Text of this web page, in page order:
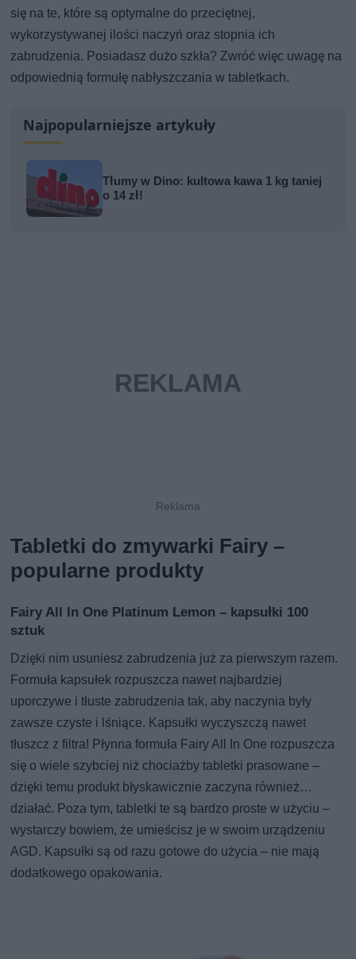
się na te, które są optymalne do przeciętnej,
wykorzystywanej ilości naczyń oraz stopnia ich
zabrudzenia. Posiadasz dużo szkła? Zwróć więc uwagę na
odpowiednią formułę nabłyszczania w tabletkach.
Najpopularniejsze artykuły
Tłumy w Dino: kultowa kawa 1 kg taniej
o 14 zł!
Tabletki do zmywarki Fairy –
popularne produkty
Fairy All In One Platinum Lemon – kapsułki 100
sztuk
Dzięki nim usuniesz zabrudzenia już za pierwszym razem.
Formuła kapsułek rozpuszcza nawet najbardziej
uporczywe i tłuste zabrudzenia tak, aby naczynia były
zawsze czyste i lśniące. Kapsułki wyczyszczą nawet
tłuszcz z filtra! Płynna formuła Fairy All In One rozpuszcza
się o wiele szybciej niż chociażby tabletki prasowane –
dzięki temu produkt błyskawicznie zaczyna również…
działać. Poza tym, tabletki te są bardzo proste w użyciu –
wystarczy bowiem, że umieścisz je w swoim urządzeniu
AGD. Kapsułki są od razu gotowe do użycia – nie mają
dodatkowego opakowania.